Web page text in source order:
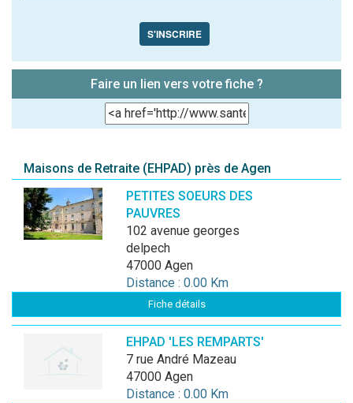
S'INSCRIRE
Faire un lien vers votre fiche ?
Maisons de Retraite (EHPAD) près de Agen
PETITES SOEURS DES
PAUVRES
102 avenue georges
delpech
47000 Agen
Distance : 0.00 Km
Fiche détails
EHPAD 'LES REMPARTS'
7 rue André Mazeau
47000 Agen
Distance : 0.00 Km